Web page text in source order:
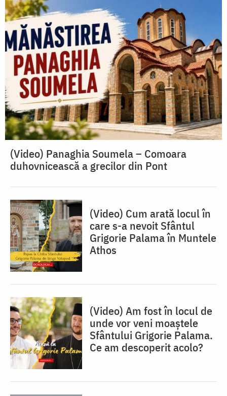
(Video) Panaghia Soumela – Comoara
duhovnicească a grecilor din Pont
(Video) Cum arată locul în
care s-a nevoit Sfântul
Grigorie Palama în Muntele
Athos
(Video) Am fost în locul de
unde vor veni moaștele
Sfântului Grigorie Palama.
Ce am descoperit acolo?